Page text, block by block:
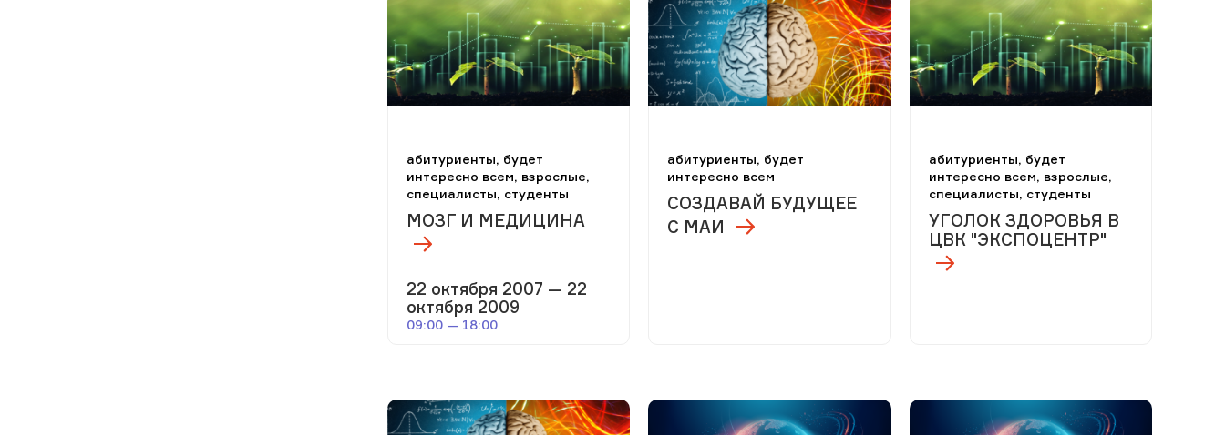
абитуриенты, будет
интересно всем, взрослые,
специалисты, студенты
МОЗГ И МЕДИЦИНА
22 октября 2007 — 22
октября 2009
09:00 — 18:00
абитуриенты, будет
интересно всем
СОЗДАВАЙ БУДУЩЕЕ
С МАИ
абитуриенты, будет
интересно всем, взрослые,
специалисты, студенты
УГОЛОК ЗДОРОВЬЯ В
ЦВК "ЭКСПОЦЕНТР"